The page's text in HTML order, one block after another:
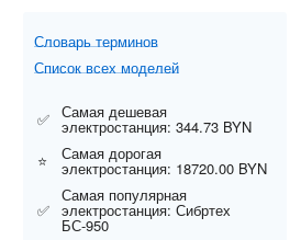
Словарь терминов
Список всех моделей
✅ Самая дешевая
электростанция: 344.73 BYN
⭐
Самая дорогая
электростанция: 18720.00 BYN
✅
Самая популярная
электростанция: Сибртех
БС-950